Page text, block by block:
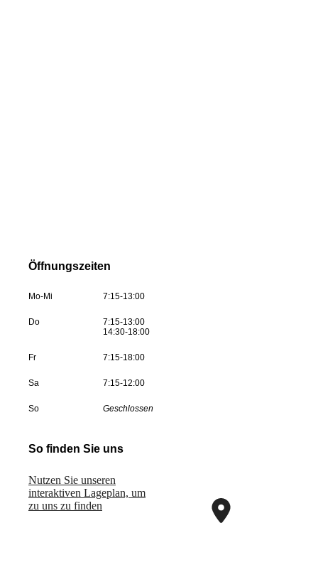
Öffnungszeiten
Mo-Mi 7:15-13:00
Do
7:15-13:00
14:30-18:00
Fr 7:15-18:00
Sa 7:15-12:00
So Geschlossen
So finden Sie uns
Nutzen Sie unseren
interaktiven La­ge­plan, um
zu uns zu finden